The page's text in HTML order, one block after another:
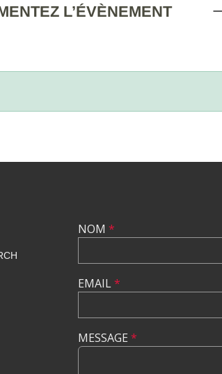
L’ÉVÈNEMENT
NOM *
EMAIL*
MESSAGE *